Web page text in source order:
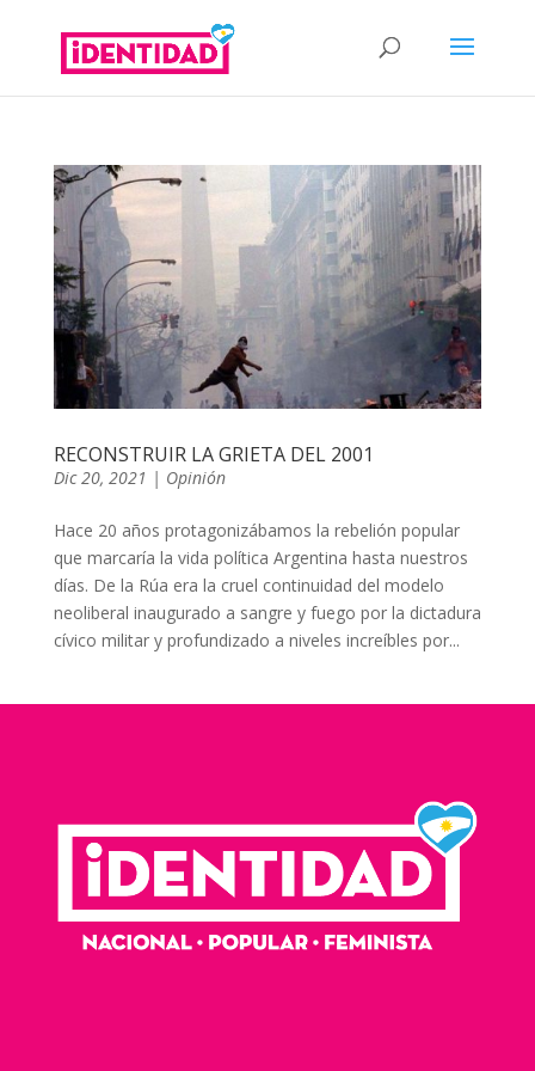
RECONSTRUIR LA GRIETA DEL 2001
Dic 20, 2021 | Opinión
Hace 20 años protagonizábamos la rebelión popular
que marcaría la vida política Argentina hasta nuestros
días. De la Rúa era la cruel continuidad del modelo
neoliberal inaugurado a sangre y fuego por la dictadura
cívico militar y profundizado a niveles increíbles por...